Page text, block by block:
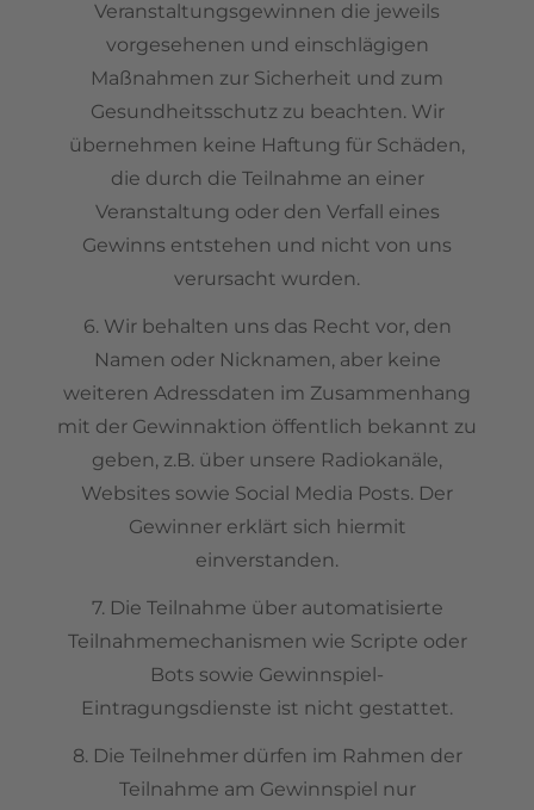
Veranstaltungsgewinnen die jeweils
vorgesehenen und einschlägigen
Maßnahmen zur Sicherheit und zum
Gesundheitsschutz zu beachten. Wir
übernehmen keine Haftung für Schäden,
die durch die Teilnahme an einer
Veranstaltung oder den Verfall eines
Gewinns entstehen und nicht von uns
verursacht wurden.
6. Wir behalten uns das Recht vor, den
Namen oder Nicknamen, aber keine
weiteren Adressdaten im Zusammenhang
mit der Gewinnaktion öffentlich bekannt zu
geben, z.B. über unsere Radiokanäle,
Websites sowie Social Media Posts. Der
Gewinner erklärt sich hiermit
einverstanden.
7. Die Teilnahme über automatisierte
Teilnahmemechanismen wie Scripte oder
Bots sowie Gewinnspiel-
Eintragungsdienste ist nicht gestattet.
8. Die Teilnehmer dürfen im Rahmen der
Teilnahme am Gewinnspiel nur